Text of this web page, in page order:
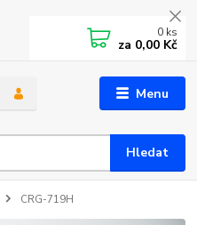
Menu
Hledat
0 ks
za 0,00 Kč
CRG-719H